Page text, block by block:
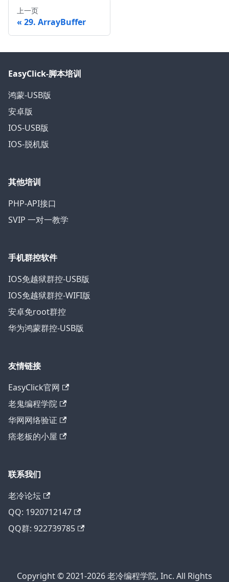
上一页
29. ArrayBuffer
EasyClick-脚本培训
鸿蒙-USB版
安卓版
IOS-USB版
IOS-脱机版
其他培训
PHP-API接口
SVIP 一对一教学
手机群控软件
IOS免越狱群控-USB版
IOS免越狱群控-WIFI版
安卓免root群控
华为鸿蒙群控-USB版
友情链接
EasyClick官网
老鬼编程学院
华网网络验证
痞老板的小屋
联系我们
老冷论坛
QQ: 1920712147
QQ群: 922739785
Copyright © 2021-2026 老冷编程学院, Inc. All Rights